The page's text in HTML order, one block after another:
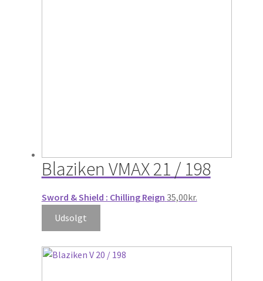
Blaziken VMAX 21 / 198
Sword & Shield : Chilling Reign 35,00kr.
Udsolgt